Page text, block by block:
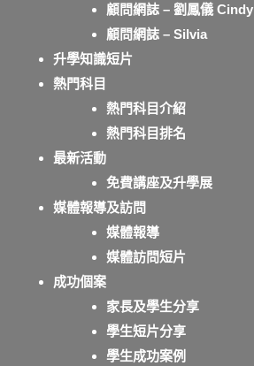
顧問網誌 – 劉鳳儀 Cindy
顧問網誌 – Silvia
升學知識短片
熱門科目
熱門科目介紹
熱門科目排名
最新活動
免費講座及升學展
媒體報導及訪問
媒體報導
媒體訪問短片
成功個案
家長及學生分享
學生短片分享
學生成功案例